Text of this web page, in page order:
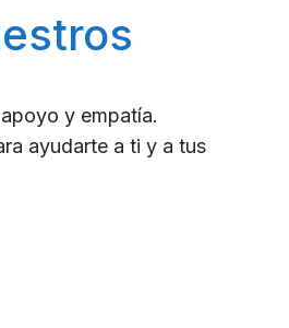
y empatía.
ayudarte a ti y a tus